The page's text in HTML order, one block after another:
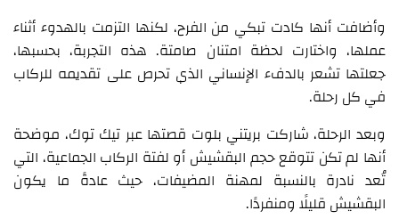
وأضافت أنها كادت تبكي من الفرح، لكنها التزمت بالهدوء أثناء
عملها، واختارت لحظة امتنان صامتة. هذه التجربة، بحسبها،
جعلتها تشعر بالدفء الإنساني الذي تحرص على تقديمه للركاب
في كل رحلة.
وبعد الرحلة، شاركت بريتني بلوت قصتها عبر تيك توك، موضحة
أنها لم تكن تتوقع حجم البقشيش أو لفتة الركاب الجماعية، التي
تُعد نادرة بالنسبة لمهنة المضيفات، حيث عادةً ما يكون
البقشيش قليلًا ومنفردًا.